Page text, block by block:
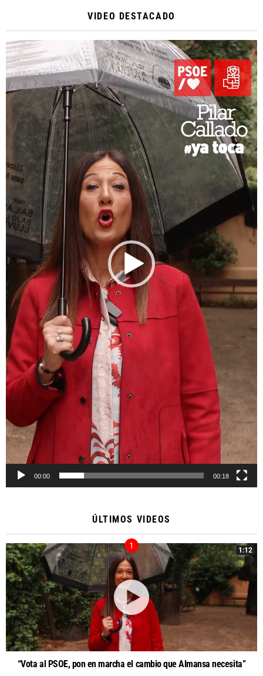
VIDEO DESTACADO
Reproductor
de
vídeo
00:00 00:18
ÚLTIMOS VIDEOS
1:12
“Vota al PSOE, pon en marcha el cambio que Almansa necesita”